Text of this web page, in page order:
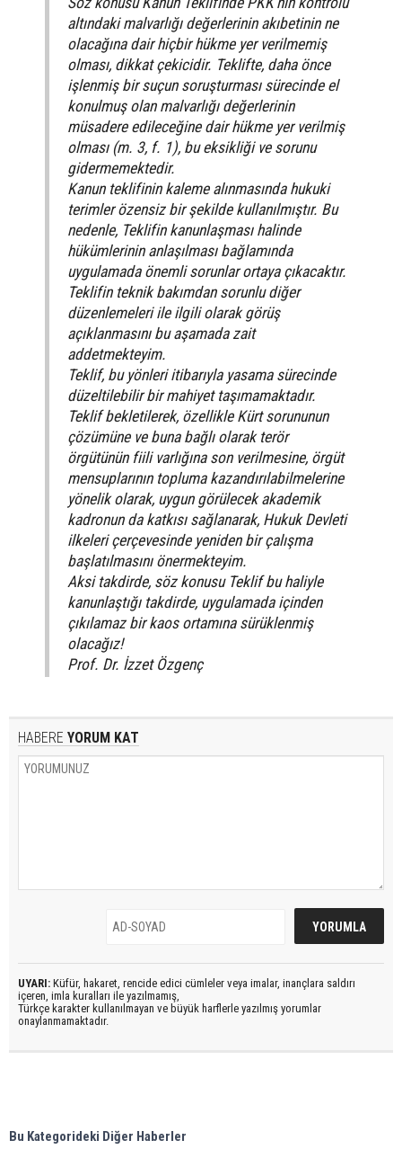
altındaki malvarlığı değerlerinin akıbetinin ne
olacağına dair hiçbir hükme yer verilmemiş
olması, dikkat çekicidir. Teklifte, daha önce
işlenmiş bir suçun soruşturması sürecinde el
konulmuş olan malvarlığı değerlerinin
müsadere edileceğine dair hükme yer verilmiş
olması (m. 3, f. 1), bu eksikliği ve sorunu
gidermemektedir.
Kanun teklifinin kaleme alınmasında hukuki
terimler özensiz bir şekilde kullanılmıştır. Bu
nedenle, Teklifin kanunlaşması halinde
hükümlerinin anlaşılması bağlamında
uygulamada önemli sorunlar ortaya çıkacaktır.
Teklifin teknik bakımdan sorunlu diğer
düzenlemeleri ile ilgili olarak görüş
açıklanmasını bu aşamada zait
addetmekteyim.
Teklif, bu yönleri itibarıyla yasama sürecinde
düzeltilebilir bir mahiyet taşımamaktadır.
Teklif bekletilerek, özellikle Kürt sorununun
çözümüne ve buna bağlı olarak terör
örgütünün fiili varlığına son verilmesine, örgüt
mensuplarının topluma kazandırılabilmelerine
yönelik olarak, uygun görülecek akademik
kadronun da katkısı sağlanarak, Hukuk Devleti
ilkeleri çerçevesinde yeniden bir çalışma
başlatılmasını önermekteyim.
Aksi takdirde, söz konusu Teklif bu haliyle
kanunlaştığı takdirde, uygulamada içinden
çıkılamaz bir kaos ortamına sürüklenmiş
olacağız!
Prof. Dr. İzzet Özgenç
HABERE YORUM KAT
UYARI: Küfür, hakaret, rencide edici cümleler veya imalar, inançlara saldırı
içeren, imla kuralları ile yazılmamış,
Türkçe karakter kullanılmayan ve büyük harflerle yazılmış yorumlar
onaylanmamaktadır.
Bu Kategorideki Diğer Haberler